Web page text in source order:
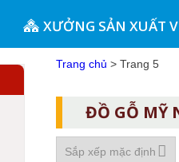
XƯỞNG SẢN XUẤT
Trang chủ > Trang 5
ĐỒ GỖ MỸ